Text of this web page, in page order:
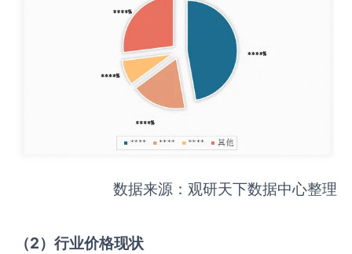
数据来源：观研天下数据中心整理
（2）行业价格现状